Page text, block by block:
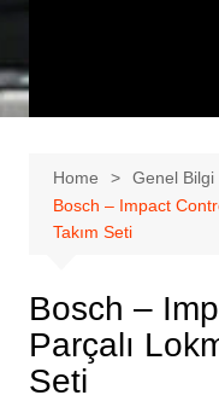
Home
Genel Bilgi
Bosch – Impact
Takım Seti
Bosch –
Parçalı
Seti